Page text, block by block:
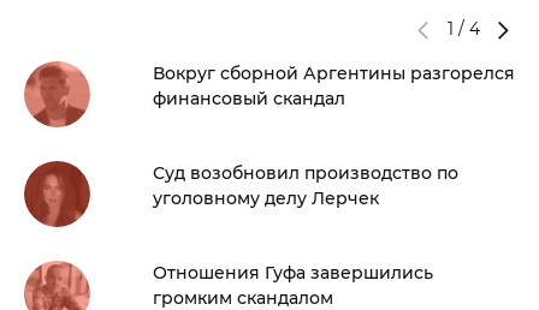
1 / 4
Вокруг сборной Аргентины разгорелся
финансовый скандал
Суд возобновил производство по
уголовному делу Лерчек
Отношения Гуфа завершились
громким скандалом